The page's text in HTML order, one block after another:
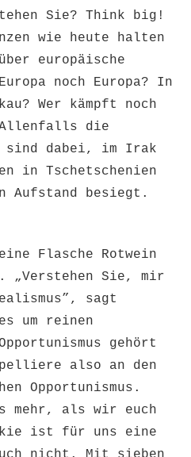
Sie? Think big!
wie heute halten
europäische
noch Europa? In
Wer kämpft noch
Allenfalls die
sind dabei, im Irak
in Tschetschenien
Aufstand besiegt.
Flasche Rotwein
„Verstehen Sie, mir
sagt
um reinen
gehört
also an den
Opportunismus.
mehr, als wir euch
ist für uns eine